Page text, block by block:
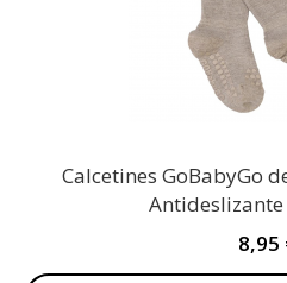
Calcetines GoBabyGo
Antideslizante
8,95